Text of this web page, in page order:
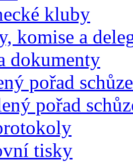
kluby
komise a
dokumenty
pořad schůze
pořad
tisky